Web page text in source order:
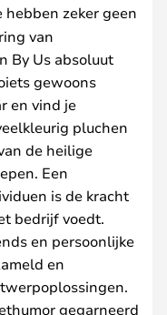
hebben zeker geen
van
By Us absoluut
gewoons
en vind je
pluchen
de heilige
Een
is de kracht
bedrijf voedt.
en persoonlijke
en
gegarneerd